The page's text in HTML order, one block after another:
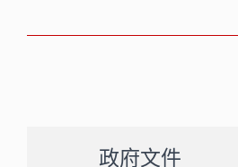
政府文件